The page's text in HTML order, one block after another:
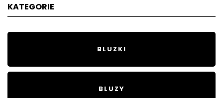
KATEGORIE
BLUZKI
BLUZY